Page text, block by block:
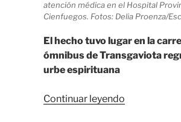
atención médica en el Hospital
Cienfuegos. Fotos: Delia Proenza/
El hecho tuvo lugar en la
ómnibus de Transgaviota
urbe espirituana
Continuar leyendo